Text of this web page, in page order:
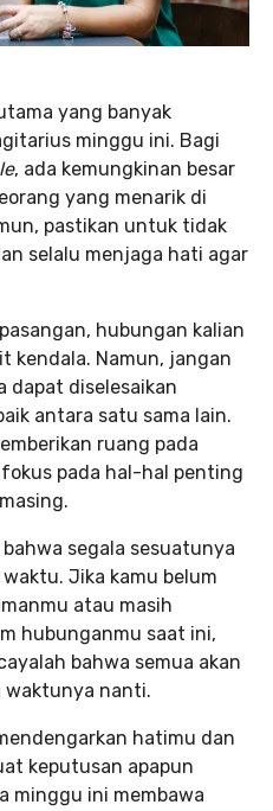
yang banyak
minggu ini. Bagi
, ada kemungkinan besar
yang menarik di
pastikan untuk tidak
selalu menjaga hati agar
hubungan kalian
kendala. Namun, jangan
dapat diselesaikan
antara satu sama lain.
ruang pada
pada hal-hal penting
segala sesuatunya
Jika kamu belum
atau masih
hubunganmu saat ini,
bahwa semua akan
waktunya nanti.
hatimu dan
keputusan apapun
minggu ini membawa